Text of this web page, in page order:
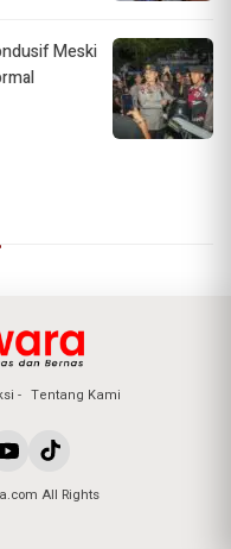
Meski
Tentang Kami
All Rights